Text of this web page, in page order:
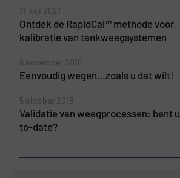
11 mei 2021
Ontdek de RapidCal™ methode voor
kalibratie van tankweegsystemen
8 november 2018
Eenvoudig wegen…zoals u dat wilt!
5 oktober 2018
Validatie van weegprocessen: bent
to-date?